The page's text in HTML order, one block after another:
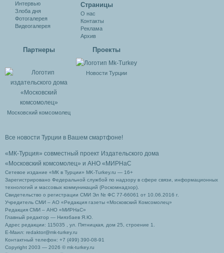
Интервью
Злоба дня
Фотогалерея
Видеогалерея
Cтраницы
О нас
Контакты
Реклама
Архив
Партнеры
Московский комсомолец
Проекты
Новости Турции
Все новости Турции в Вашем смартфоне!
«МК-Турция» совместный проект Издательского дома
«Московский комсомолец» и АНО «МИРНаС
Сетевое издание «МК в Турции» MK-Turkey.ru — 16+
Зарегистрировано Федеральной службой по надзору в сфере связи, информационных
технологий и массовых коммуникаций (Роскомнадзор).
Свидетельство о регистрации СМИ Эл № ФС 77-66061 от 10.06.2016 г.
Учредитель СМИ – АО «Редакция газеты «Московский Комсомолец»
Редакция СМИ – АНО «МИРНаС»
Главный редактор — Ниязбаев Я.Ю.
Адрес редакции: 115035 , ул. Пятницкая, дом 25, строение 1.
Е-Маил: redaktor@mk-turkey.ru
Контактный телефон: +7 (499) 390-08-91
Copyright 2003 — 2026 © mk-turkey.ru